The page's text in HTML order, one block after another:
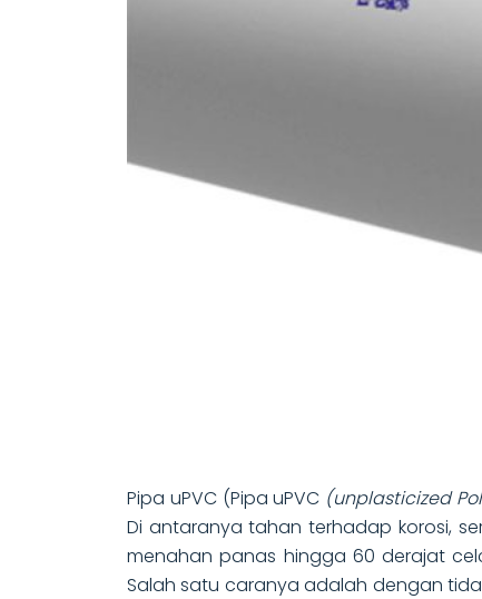
Pipa uPVC (Pipa uPVC (unplasticized
Di antaranya tahan terhadap korosi,
menahan panas hingga 60 derajat
Salah satu caranya adalah dengan